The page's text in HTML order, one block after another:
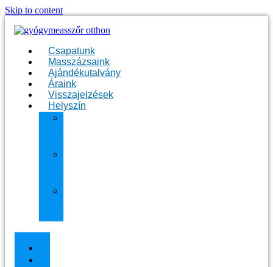
Skip to content
Csapatunk
Masszázsaink
Ajándékutalvány
Áraink
Visszajelzések
Helyszín